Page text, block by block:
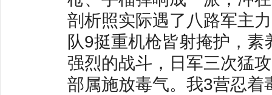
剖析照实际遇了八路军主
队9挺重机枪皆射掩护，
强烈的战斗，日军三次猛
部属施放毒气。我3营忍